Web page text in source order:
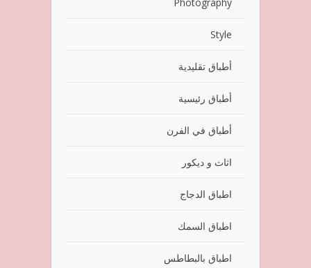
Style
أطباق تقليدية
أطباق رئيسية
أطباق في الفرن
اثاث و ديكور
اطباق الدجاج
اطباق السمك
اطباق بالبطاطس